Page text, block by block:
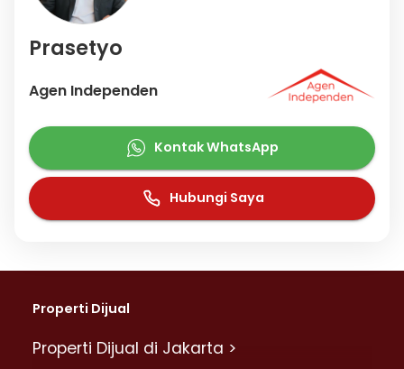
Prasetyo
Agen Independen
Kontak WhatsApp
Hubungi Saya
Properti Dijual
Properti Dijual di Jakarta >